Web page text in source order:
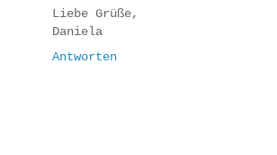
Liebe Grüße,
Daniela
Antworten